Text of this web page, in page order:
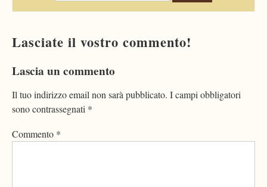
Lasciate il vostro commento!
Lascia un commento
Il tuo indirizzo email non sarà pubblicato. I campi obbligatori
sono contrassegnati *
Commento *